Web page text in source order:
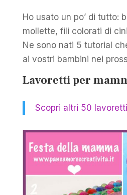
Ho usato un po’ di tutto:
mollette, fili colorati di
Ne sono nati 5 tutorial
ai vostri bambini nei
Lavoretti per
Scopri altri 50